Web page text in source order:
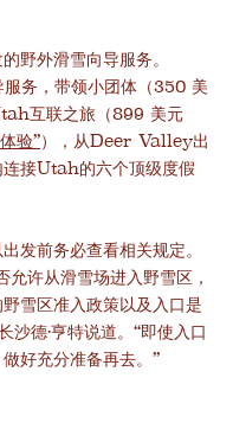
野外滑雪向导服务。
服务，带领小团体（350 美
互联之旅（899 美元
验”），从Deer Valley出
接Utah的六个顶级度假
发前务必查看相关规定。
许从滑雪场进入野雪区，
雪区准入政策以及入口是
德·亨特说道。“即使入口
好充分准备再去。”